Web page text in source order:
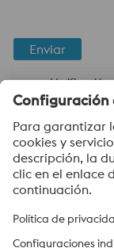
Enviar
Verificación
Haga clic
voestalpine High
parte del grupo